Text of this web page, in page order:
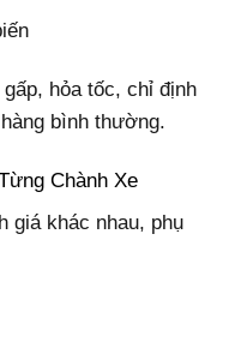
hỏa tốc, chỉ định
bình thường.
Chành Xe
giá khác nhau, phụ